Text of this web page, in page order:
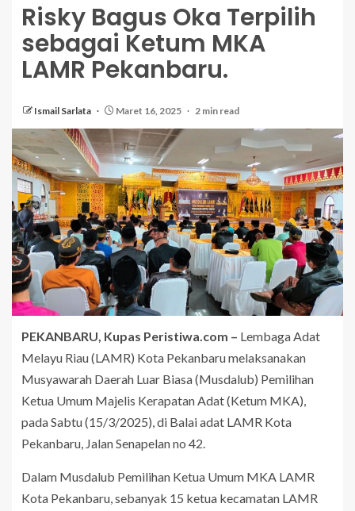
Risky Bagus Oka Terpilih
sebagai Ketum MKA
LAMR Pekanbaru.
Ismail Sarlata Maret 16, 2025 2 min read
PEKANBARU, Kupas Peristiwa.com – Lembaga Adat
Melayu Riau (LAMR) Kota Pekanbaru melaksanakan
Musyawarah Daerah Luar Biasa (Musdalub) Pemilihan
Ketua Umum Majelis Kerapatan Adat (Ketum MKA),
pada Sabtu (15/3/2025), di Balai adat LAMR Kota
Pekanbaru, Jalan Senapelan no 42.
Dalam Musdalub Pemilihan Ketua Umum MKA LAMR
Kota Pekanbaru, sebanyak 15 ketua kecamatan LAMR